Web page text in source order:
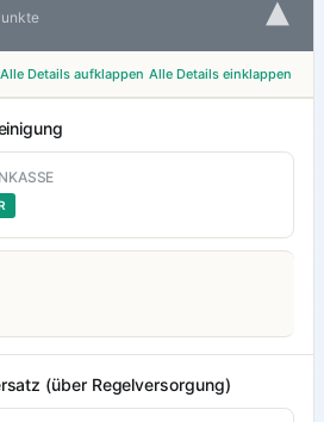
▾
Alle Details aufklappen Alle Details einklappen
(über Regelversorgung)